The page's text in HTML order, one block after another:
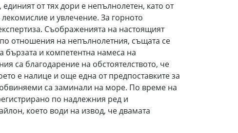
от тях дори е непълнолетен, като от
и увлечение. За горното
Съображенията на настоящият
отношения на непълнолетния, същата се
бързата и компетентна намеса на
са благодарение на обстоятелството, че
е налице и още една от предпоставките за
са заминали на море. По време на
по надлежния ред и
което води на извод, че двамата